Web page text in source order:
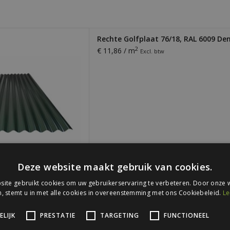
WINKELWAGEN
Rechte Golfplaat 76/18, RAL 6009
€ 11,86 / m2 Excl. btw
Dikte 0,56 mm. Licht,
Rechte Golfplaat 76/18, RAL 6011
Deze website maakt gebruik van cookies.
gebruikt cookies om uw gebruikerservaring te verbeteren. Door onze
stemt u in met alle cookies in overeenstemming met ons Cookiebeleid.
PRESTATIE TARGETING FUNCTIONEEL